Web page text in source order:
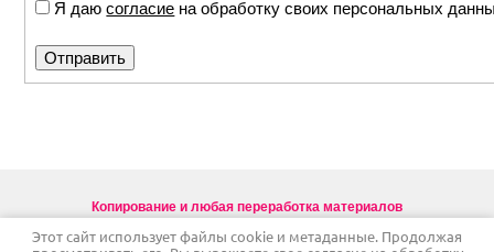
Я даюсогласие на обработку своих персональных
Копирование и любая переработка материалов
Copyright © Neo HR16+
Этот сайт использует файлы cookie и метаданные. Продолжая